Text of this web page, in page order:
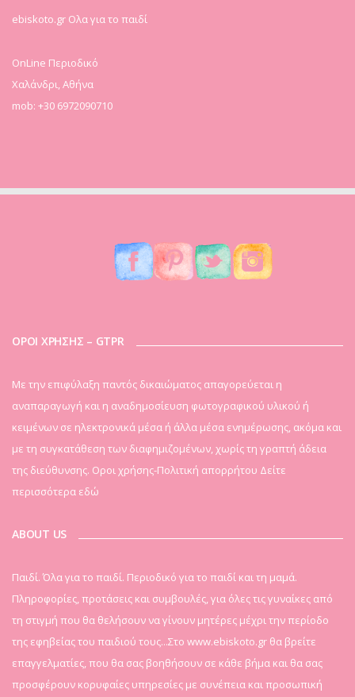
ebiskoto.gr Ολα για το παιδί
OnLine Περιοδικό
Χαλάνδρι, Αθήνα
mob: +30 6972090710
ΟΡΟΙ ΧΡΗΣΗΣ – GTPR
Mε την επιφύλαξη παντός δικαιώματος απαγορεύεται η
αναπαραγωγή και η αναδημοσίευση φωτογραφικού υλικού ή
κειμένων σε ηλεκτρονικά μέσα ή άλλα μέσα ενημέρωσης, ακόμα και
με τη συγκατάθεση των διαφημιζομένων, χωρίς τη γραπτή άδεια
της διεύθυνσης. Οροι χρήσης-Πολιτική απορρήτου Δείτε
περισσότερα εδώ
ABOUT US
Παιδί. Όλα για το παιδί. Περιοδικό για το παιδί και τη μαμά.
Πληροφορίες, προτάσεις και συμβουλές, για όλες τις γυναίκες από
τη στιγμή που θα θελήσουν να γίνουν μητέρες μέχρι την περίοδο
της εφηβείας του παιδιού τους...Στο www.ebiskoto.gr θα βρείτε
επαγγελματίες, που θα σας βοηθήσουν σε κάθε βήμα και θα σας
προσφέρουν κορυφαίες υπηρεσίες με συνέπεια και προσωπική